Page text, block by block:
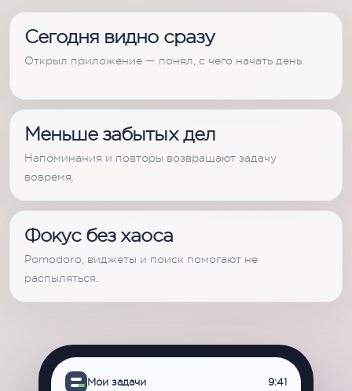
Сегодня видно сразу
Открыл приложение — понял, с чего начать день.
Меньше забытых дел
Напоминания и повторы возвращают задачу
вовремя.
Фокус без хаоса
Pomodoro, виджеты и поиск помогают не
распыляться.
Мои задачи 9:41